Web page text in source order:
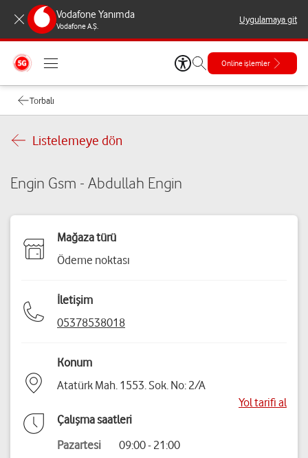
Vodafone Yanımda
Vodafone A.Ş.
Uygulamaya git
Online işlemler
Torbalı
Listelemeye dön
Engin Gsm - Abdullah Engin
Mağaza türü
Ödeme noktası
İletişim
05378538018
Konum
Atatürk Mah. 1553. Sok. No: 2/A
Yol tarifi al
Çalışma saatleri
Pazartesi
09:00 - 21:00